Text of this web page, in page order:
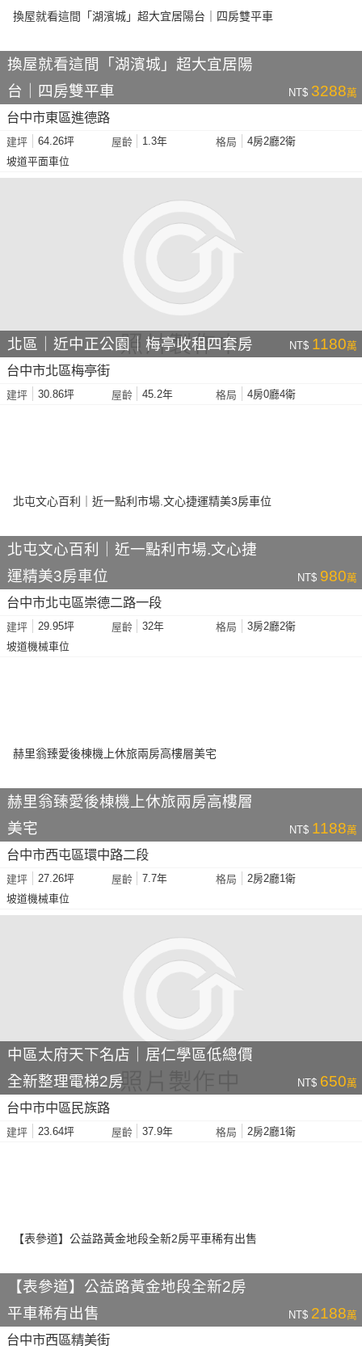
換屋就看這間「湖濱城」超大宜居陽
台｜四房雙平車
NT$ 3288萬
台中市東區進德路
建坪 64.26坪 屋齡 1.3年 格局
4房2廳2衛
坡道平面車位
北區｜近中正公園｜梅亭收租四套房 NT$ 1180萬
台中市北區梅亭街
建坪 30.86坪 屋齡 45.2年 格局 4房0廳4衛
北屯文心百利｜近一點利市場.文心捷
運精美3房車位
NT$ 980萬
台中市北屯區崇德二路一段
建坪 29.95坪 屋齡 32年 格局
3房2廳2衛
坡道機械車位
赫里翁臻愛後棟機上休旅兩房高樓層
美宅
NT$ 1188萬
台中市西屯區環中路二段
建坪 27.26坪 屋齡 7.7年 格局
2房2廳1衛
坡道機械車位
中區太府天下名店｜居仁學區低總價
全新整理電梯2房
NT$ 650萬
台中市中區民族路
建坪 23.64坪 屋齡 37.9年 格局 2房2廳1衛
【表參道】公益路黃金地段全新2房
平車稀有出售
NT$ 2188萬
台中市西區精美街